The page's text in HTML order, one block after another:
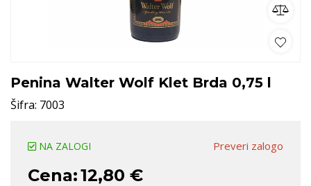
Penina Walter Wolf Klet Brda 0,75 l
Šifra: 7003
Preveri zalogo
NA ZALOGI
Cena:12,80 €